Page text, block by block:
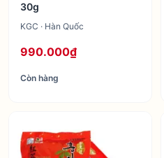
30g
KGC · Hàn Quốc
990.000₫
Còn hàng